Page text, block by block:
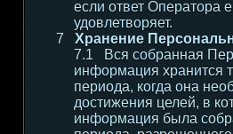
если ответ Оператора
удовлетворяет.
Хранение
Вся собранная
информация хранится
периода, когда она
достижения целей, в
информация была